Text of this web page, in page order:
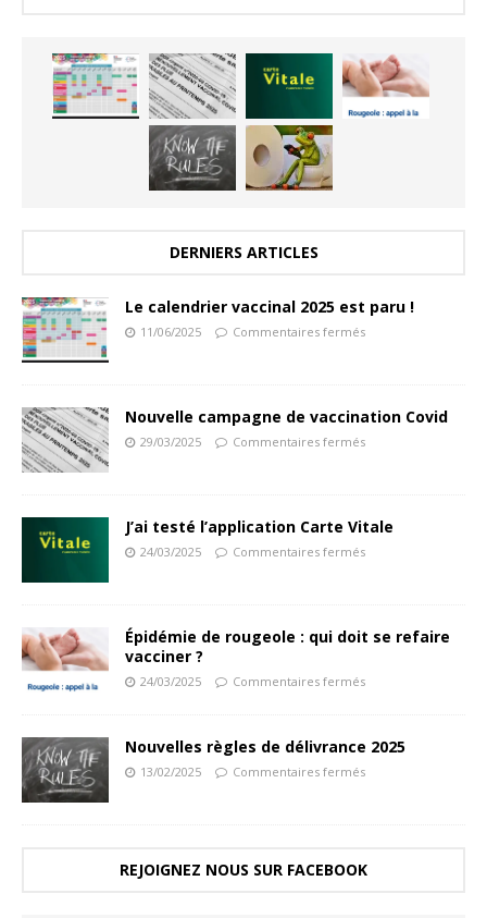
DERNIERS ARTICLES
Le calendrier vaccinal 2025 est paru !
11/06/2025 Commentaires fermés
Nouvelle campagne de vaccination Covid
29/03/2025 Commentaires fermés
J’ai testé l’application Carte Vitale
24/03/2025 Commentaires fermés
Épidémie de rougeole : qui doit se refaire
vacciner ?
24/03/2025 Commentaires fermés
Nouvelles règles de délivrance 2025
13/02/2025 Commentaires fermés
REJOIGNEZ NOUS SUR FACEBOOK